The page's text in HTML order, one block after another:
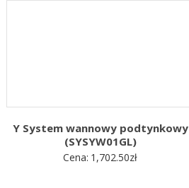
Y System wannowy podtynkowy
(SYSYW01GL)
Cena: 1,702.50zł